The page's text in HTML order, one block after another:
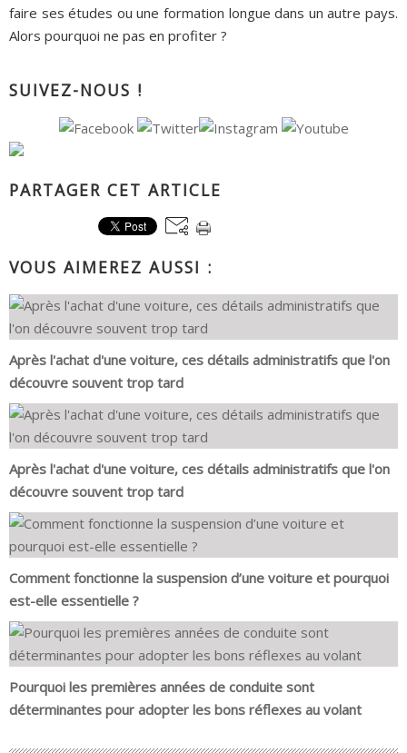
faire ses études ou une formation longue dans un autre pays.
Alors pourquoi ne pas en profiter ?
SUIVEZ-NOUS !
PARTAGER CET ARTICLE
VOUS AIMEREZ AUSSI :
Après l'achat d'une voiture, ces détails administratifs que l'on
découvre souvent trop tard
Après l'achat d'une voiture, ces détails administratifs que l'on
découvre souvent trop tard
Comment fonctionne la suspension d’une voiture et pourquoi
est-elle essentielle ?
Pourquoi les premières années de conduite sont
déterminantes pour adopter les bons réflexes au volant